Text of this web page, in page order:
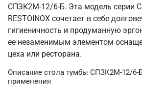
СПЗК2М-12/6-Б. Эта модель серии
RESTOINOX сочетает в себе
гигиеничность и продуманную
ее незаменимым элементом
цеха или ресторана.
Описание стола тумбы СПЗК2М-12/6-
применения